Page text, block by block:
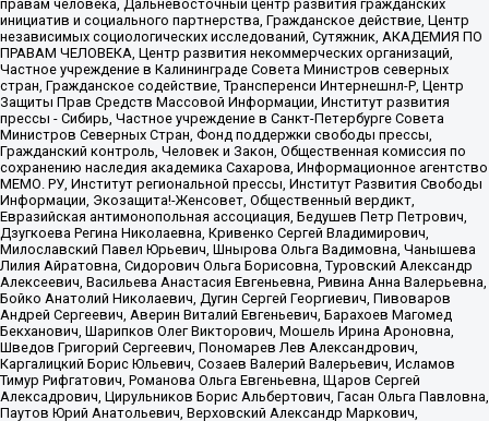
правам человека, Дальневосточный центр развития гражданских
инициатив и социального партнерства, Гражданское действие, Центр
независимых социологических исследований, Сутяжник, АКАДЕМИЯ ПО
ПРАВАМ ЧЕЛОВЕКА, Центр развития некоммерческих организаций,
Частное учреждение в Калининграде Совета Министров северных
стран, Гражданское содействие, Трансперенси Интернешнл-Р, Центр
Защиты Прав Средств Массовой Информации, Институт развития
прессы - Сибирь, Частное учреждение в Санкт-Петербурге Совета
Министров Северных Стран, Фонд поддержки свободы прессы,
Гражданский контроль, Человек и Закон, Общественная комиссия по
сохранению наследия академика Сахарова, Информационное агентство
МЕМО. РУ, Институт региональной прессы, Институт Развития Свободы
Информации, Экозащита!-Женсовет, Общественный вердикт,
Евразийская антимонопольная ассоциация, Бедушев Петр Петрович,
Дзугкоева Регина Николаевна, Кривенко Сергей Владимирович,
Милославский Павел Юрьевич, Шнырова Ольга Вадимовна, Чанышева
Лилия Айратовна, Сидорович Ольга Борисовна, Туровский Александр
Алексеевич, Васильева Анастасия Евгеньевна, Ривина Анна Валерьевна,
Бойко Анатолий Николаевич, Дугин Сергей Георгиевич, Пивоваров
Андрей Сергеевич, Аверин Виталий Евгеньевич, Барахоев Магомед
Бекханович, Шарипков Олег Викторович, Мошель Ирина Ароновна,
Шведов Григорий Сергеевич, Пономарев Лев Александрович,
Каргалицкий Борис Юльевич, Созаев Валерий Валерьевич, Исламов
Тимур Рифгатович, Романова Ольга Евгеньевна, Щаров Сергей
Алексадрович, Цирульников Борис Альбертович, Гасан Ольга Павловна,
Паутов Юрий Анатольевич, Верховский Александр Маркович,